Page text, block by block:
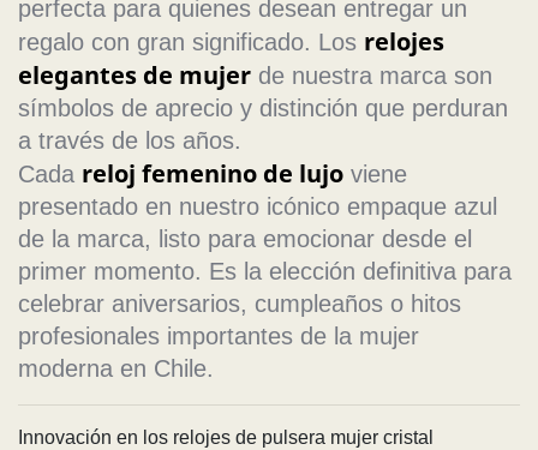
perfecta para quienes desean entregar un
regalo con gran significado. Los relojes
elegantes de mujer de nuestra marca son
símbolos de aprecio y distinción que perduran
a través de los años.
Cada reloj femenino de lujo viene
presentado en nuestro icónico empaque azul
de la marca, listo para emocionar desde el
primer momento. Es la elección definitiva para
celebrar aniversarios, cumpleaños o hitos
profesionales importantes de la mujer
moderna en Chile.
Innovación en los relojes de pulsera mujer cristal